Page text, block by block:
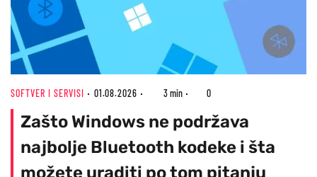
SOFTVER I SERVISI 01.08.2026 3 min 0
Zašto Windows ne podržava
najbolje Bluetooth kodeke i šta
možete uraditi po tom pitanju